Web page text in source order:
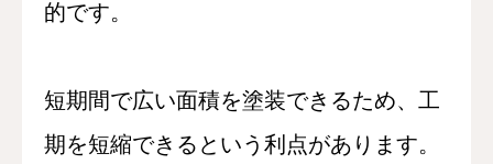
的です。
短期間で広い面積を塗装できるため、工
期を短縮できるという利点があります。